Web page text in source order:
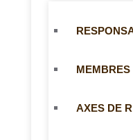
MEMBRES
AXES DE